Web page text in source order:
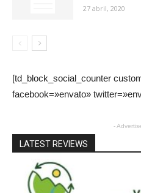
27 abril, 2020
[td_block_social_counter
facebook=»envato»
-
LATEST REVIEWS